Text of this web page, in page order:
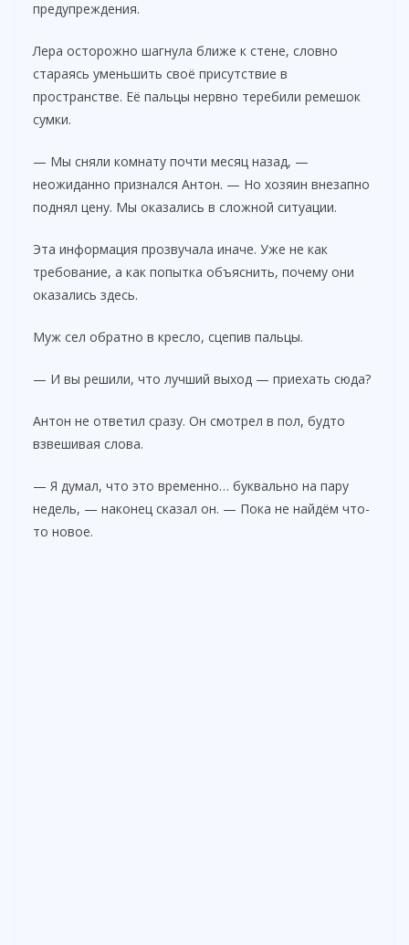
предупреждения.
Лера осторожно шагнула ближе к стене, словно
стараясь уменьшить своё присутствие в
пространстве. Её пальцы нервно теребили ремешок
сумки.
— Мы сняли комнату почти месяц назад, —
неожиданно признался Антон. — Но хозяин внезапно
поднял цену. Мы оказались в сложной ситуации.
Эта информация прозвучала иначе. Уже не как
требование, а как попытка объяснить, почему они
оказались здесь.
Муж сел обратно в кресло, сцепив пальцы.
— И вы решили, что лучший выход — приехать сюда?
Антон не ответил сразу. Он смотрел в пол, будто
взвешивая слова.
— Я думал, что это временно… буквально на пару
недель, — наконец сказал он. — Пока не найдём что-
то новое.